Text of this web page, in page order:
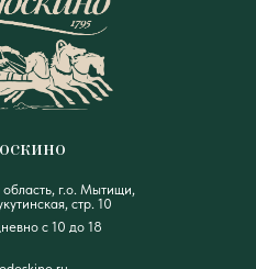
г.о. Мытищи,
стр. 10
с 10 до 18